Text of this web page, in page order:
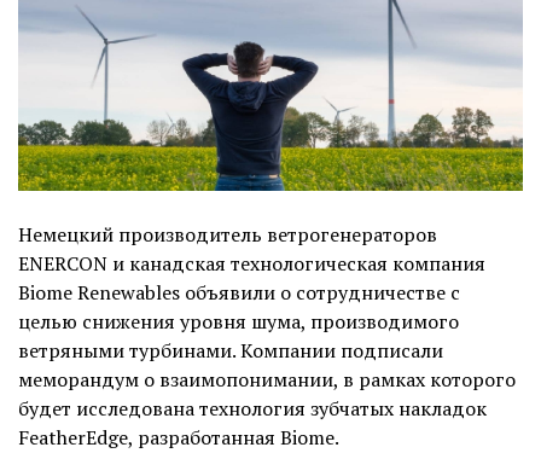
Немецкий производитель ветрогенераторов
ENERCON и канадская технологическая компания
Biome Renewables объявили о сотрудничестве с
целью снижения уровня шума, производимого
ветряными турбинами. Компании подписали
меморандум о взаимопонимании, в рамках которого
будет исследована технология зубчатых накладок
FeatherEdge, разработанная Biome.